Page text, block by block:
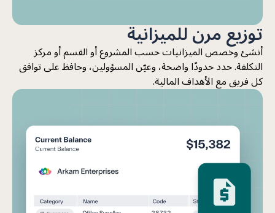
توزيع مرن للميزانية
أنشئ وخصص الميزانيات حسب المشروع أو القسم أو مركز
التكلفة. حدد حدودًا واضحة، وعيّن المسؤولين، وحافظ على توافق
كل فريق مع الأهداف المالية.